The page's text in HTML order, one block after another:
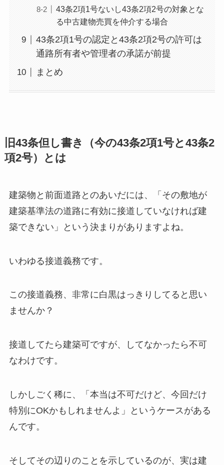
43条2項1号ないし43条2項2号の対象とな
る中古建物売買を仲介する場合
43条2項1号の認定と43条2項2号の許可は
通路所有者や管理者の承諾が前提
まとめ
旧43条但し書き（今の43条2項1号と43条2
項2号）とは
建築物と前面道路とのあいだには、「その敷地が
建築基準法の道路に有効に接道していなければ建
築できない」という決まりがありますよね。
いわゆる接道義務です。
この接道義務、非常に白黒はっきりしてると思い
ませんか？
接道してたら建築可ですが、してなかったら不可
なわけです。
しかしごく稀に、「本当は不可だけど、今回だけ
特別にOKかもしれませんよ」というケースがある
んです。
そしてその辺りのことを示しているのが、実は建